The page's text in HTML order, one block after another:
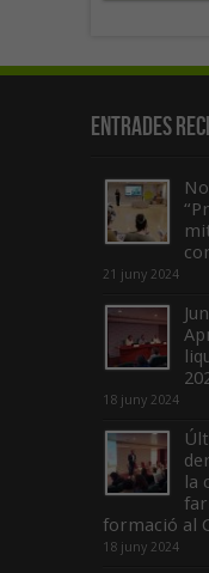
Entrades
21 juny 2024
18 juny 2024
la
formació al
18 juny 2024